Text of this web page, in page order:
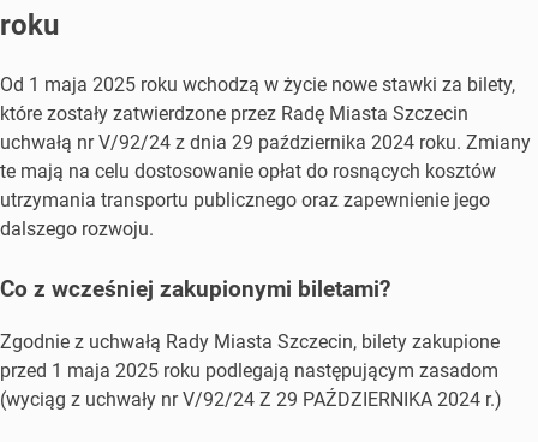
roku
Od 1 maja 2025 roku wchodzą w życie nowe stawki za bilety,
które zostały zatwierdzone przez Radę Miasta Szczecin
uchwałą nr V/92/24 z dnia 29 października 2024 roku. Zmiany
te mają na celu dostosowanie opłat do rosnących kosztów
utrzymania transportu publicznego oraz zapewnienie jego
dalszego rozwoju.
Co z wcześniej zakupionymi biletami?
Zgodnie z uchwałą Rady Miasta Szczecin, bilety zakupione
przed 1 maja 2025 roku podlegają następującym zasadom
(wyciąg z uchwały nr V/92/24 Z 29 PAŹDZIERNIKA 2024 r.)